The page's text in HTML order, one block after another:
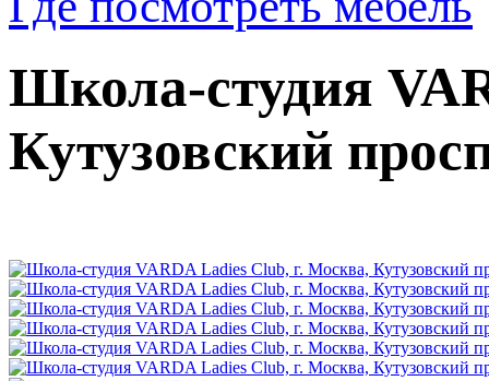
Школа-студия
Кутузовский